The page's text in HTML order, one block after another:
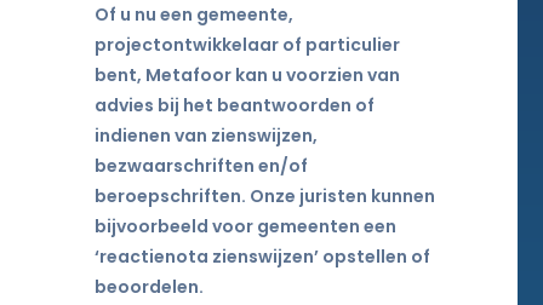
Of u nu een gemeente,
projectontwikkelaar of particulier
bent, Metafoor kan u voorzien van
advies bij het beantwoorden of
indienen van zienswijzen,
bezwaarschriften en/of
beroepschriften. Onze juristen kunnen
bijvoorbeeld voor gemeenten een
‘reactienota zienswijzen’ opstellen of
beoordelen.